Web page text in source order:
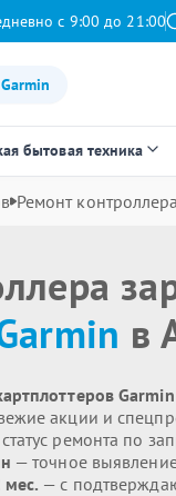
с 9:00 до 21:00
бытовая техника
Ремонт
в
акции и
ремонта по
— точное
мес. — с